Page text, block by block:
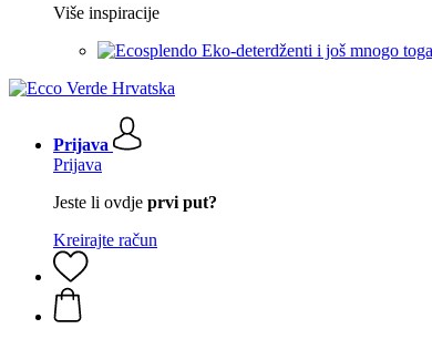
Više inspiracije
Eko-deterdženti i još mnogo toga
Prijava
Prijava
Jeste li ovdje prvi put?
Kreirajte račun